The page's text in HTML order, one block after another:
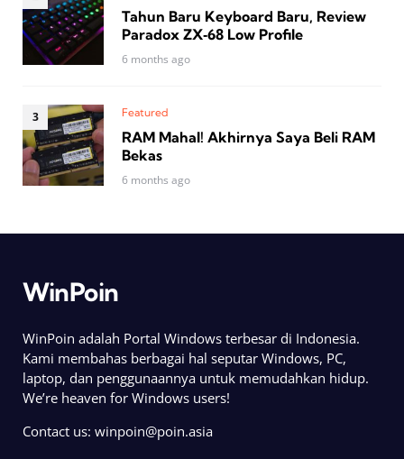
Tahun Baru Keyboard Baru, Review
Paradox ZX‑68 Low Profile
6 months ago
Featured
RAM Mahal! Akhirnya Saya Beli RAM
Bekas
6 months ago
WinPoin
WinPoin adalah Portal Windows terbesar di Indonesia.
Kami membahas berbagai hal seputar Windows, PC,
laptop, dan penggunaannya untuk memudahkan hidup.
We’re heaven for Windows users!
Contact us: winpoin@poin.asia